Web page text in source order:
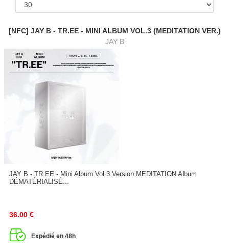
[NFC] JAY B - TR.EE - MINI ALBUM VOL.3 (MEDITATION VER.)
JAY B
JAY B - TR.EE - Mini Album Vol.3 Version MEDITATION Album
DÉMATÉRIALISÉ...
36.00 €
Expédié en 48h